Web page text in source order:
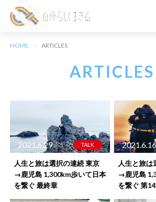
HOME ARTICLES
ARTICLES
2021.6.29 TALK
人生と旅は選択の連続 東京
→鹿児島 1,300km歩いて日本
を繋ぐ 最終章
2021.6.16
人生と旅は
→鹿児島
を繋ぐ 第